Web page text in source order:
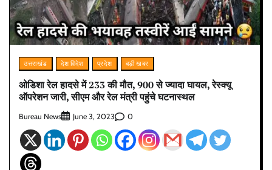
उत्तराखंड देश विदेश प्रदेश बड़ी खबर
ओडिशा रेल हादसे में 233 की मौत, 900 से ज्यादा घायल, रेस्क्यू
ऑपरेशन जारी, सीएम और रेल मंत्री पहुंचे घटनास्थल
Bureau News June 3, 2023 0